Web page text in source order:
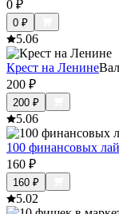
0 ₽
0 ₽
5.06
Крест на Ленине
200 ₽
200 ₽
5.06
100 финансовых
160 ₽
160 ₽
5.02